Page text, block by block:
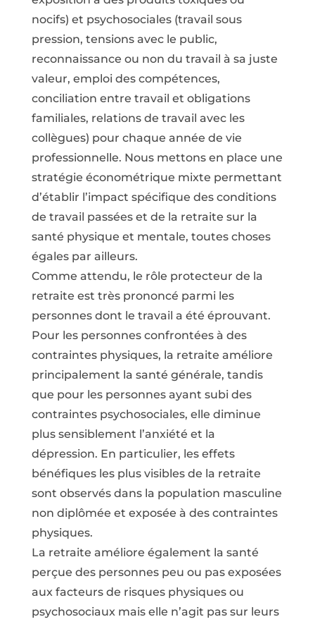
nocifs) et psychosociales (travail sous
pression, tensions avec le public,
reconnaissance ou non du travail à sa juste
valeur, emploi des compétences,
conciliation entre travail et obligations
familiales, relations de travail avec les
collègues) pour chaque année de vie
professionnelle. Nous mettons en place une
stratégie économétrique mixte permettant
d’établir l’impact spécifique des conditions
de travail passées et de la retraite sur la
santé physique et mentale, toutes choses
égales par ailleurs.
Comme attendu, le rôle protecteur de la
retraite est très prononcé parmi les
personnes dont le travail a été éprouvant.
Pour les personnes confrontées à des
contraintes physiques, la retraite améliore
principalement la santé générale, tandis
que pour les personnes ayant subi des
contraintes psychosociales, elle diminue
plus sensiblement l’anxiété et la
dépression. En particulier, les effets
bénéfiques les plus visibles de la retraite
sont observés dans la population masculine
non diplômée et exposée à des contraintes
physiques.
La retraite améliore également la santé
perçue des personnes peu ou pas exposées
aux facteurs de risques physiques ou
psychosociaux mais elle n’agit pas sur leurs